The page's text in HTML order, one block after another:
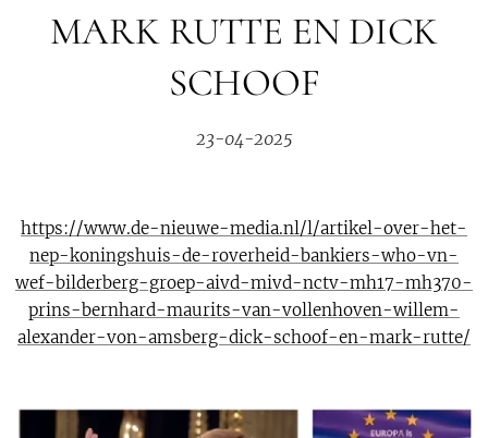
MARK RUTTE EN DICK
SCHOOF
23-04-2025
https://www.de-nieuwe-media.nl/l/artikel-over-het-
nep-koningshuis-de-roverheid-bankiers-who-vn-
wef-bilderberg-groep-aivd-mivd-nctv-mh17-mh370-
prins-bernhard-maurits-van-vollenhoven-willem-
alexander-von-amsberg-dick-schoof-en-mark-rutte/